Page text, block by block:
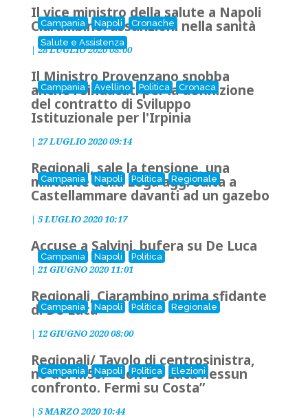
Campania Napoli
Cronache
Salute e Assistenza
Il vice ministro della salute a Napoli
Ciarambino: assunzioni nella sanità
| 28 LUGLIO 2020 08:00
Campania Avellino Politica Cronaca
Il Ministro Provenzano snobba
anche i sindacati per la definizione
del contratto di Sviluppo
Istituzionale per l'Irpinia
| 27 LUGLIO 2020 09:14
Campania Napoli Politica Regionale
Regionali, sale la tensione, una
militante della Lega aggredita a
Castellammare davanti ad un gazebo
| 5 LUGLIO 2020 10:17
Campania Napoli Politica
Accuse a Salvini, bufera su De Luca
| 21 GIUGNO 2020 11:01
Campania Napoli Politica Regionale
Regionali, Ciarambino prima sfidante
di De Luca
| 12 GIUGNO 2020 08:00
Campania Napoli Politica Elezioni
Regionali/ Tavolo di centrosinistra,
no del M5s: “Con De Luca nessun
confronto. Fermi su Costa”
| 5 MARZO 2020 10:44